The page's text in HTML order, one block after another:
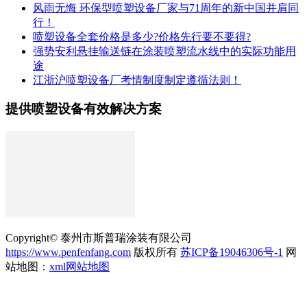
风雨无悔 环保型喷塑设备厂家与71周年的新中国并肩同
行！
喷塑设备全套价格是多少?价格先行要不要得?
强势安利悬挂输送链在涂装喷塑流水线中的实际功能用
途
江浙沪喷塑设备厂考情制度制定遵循法则！
提供喷塑设备有效解决方案
Copyright© 泰州市斯普瑞涂装有限公司
https://www.penfenfang.com 版权所有 苏ICP备19046306号-1 网
站地图： xml网站地图